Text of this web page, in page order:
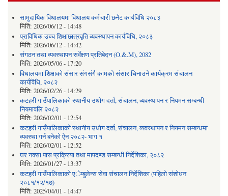
सामुदायिक विधालयमा विधालय कर्मचारी छनैट कार्यविधि २०८३
मिति: 2026/06/12 - 14:48
प्राविधिक उच्च शिक्षाछात्रवृति व्यवस्थापन कार्यविधि, २०८३
मिति: 2026/06/12 - 14:42
संगठन तथा व्यवस्थापन सर्वेक्षण प्रतिबेदन (O.&.M), 2082
मिति: 2026/05/06 - 17:20
विधालयमा शिक्षाको संसार संगसंगै कामको संसार चिनाउने कार्यक्रम संचालन
कार्यविधि, २०८२
मिति: 2026/02/26 - 14:29
कटहरी गाउँपालिकाको स्थानीय उधोग दर्ता, संचालन, व्यवस्थापन र नियमन सम्बन्धी
नियमावलि २०८२
मिति: 2026/02/01 - 12:54
कटहरी गाउँपालिकाको स्थानीय उधोग दर्ता, संचालन, व्यवस्थापन र नियमन सम्बन्धमा
व्यवस्था गर्न बनेको ऐन २०८२- भाग १
मिति: 2026/02/01 - 12:52
घर नक्सा पास प्रक्रिया तथा मापदण्ड सम्बन्धी निर्देशिका, २०८२
मिति: 2026/01/27 - 13:37
कटहरी गाउँपालिकाको एेम्बुलेन्स सेवा संचालन निर्देशिका (पहिलो संशोधन
२०८१/१२/१७)
मिति: 2025/04/01 - 14:47